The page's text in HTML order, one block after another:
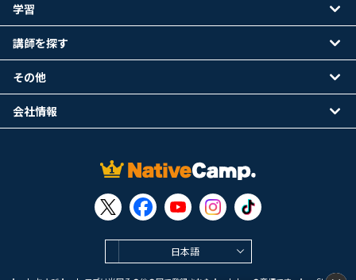
日本語
学習
講師を探す
その他
会社情報